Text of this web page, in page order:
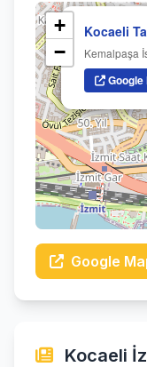
Kocaeli
Kemalpaşa
+
−
Google
Kocaeli